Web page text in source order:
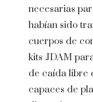
necesarias
habían sido
cuerpos de
kits JDAM
de caída libre
capaces de